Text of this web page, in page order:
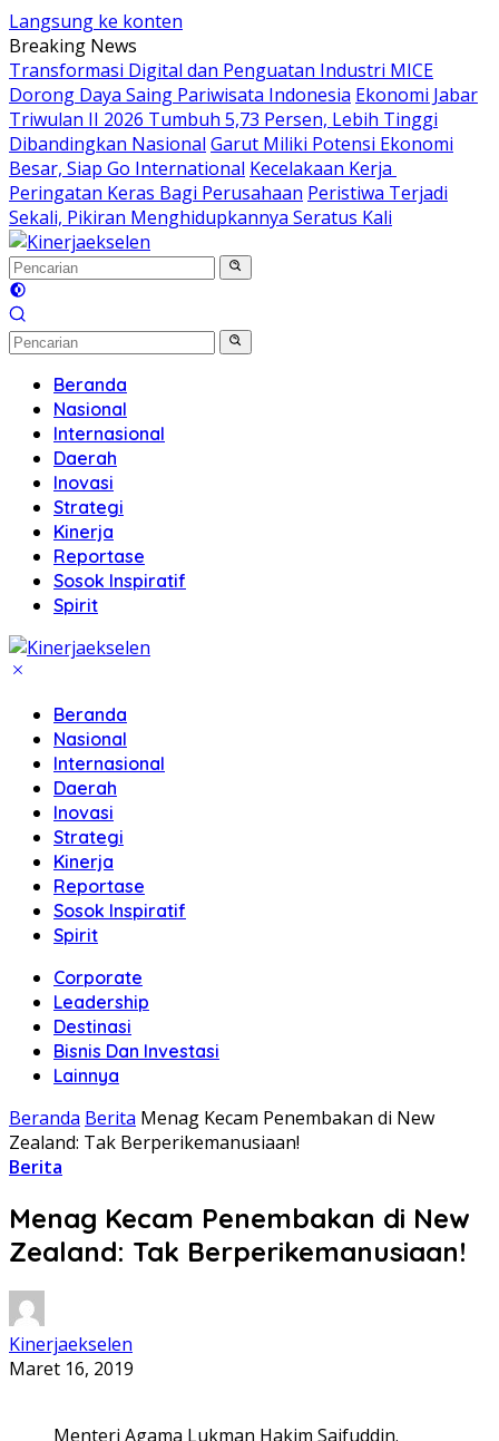
Langsung ke konten
Breaking News
Transformasi Digital dan Penguatan Industri MICE
Dorong Daya Saing Pariwisata Indonesia Ekonomi Jabar
Triwulan II 2026 Tumbuh 5,73 Persen, Lebih Tinggi
Dibandingkan Nasional Garut Miliki Potensi Ekonomi
Besar, Siap Go International Kecelakaan Kerja
Peringatan Keras Bagi Perusahaan Peristiwa Terjadi
Sekali, Pikiran Menghidupkannya Seratus Kali
Beranda
Nasional
Internasional
Daerah
Inovasi
Strategi
Kinerja
Reportase
Sosok Inspiratif
Spirit
Beranda
Nasional
Internasional
Daerah
Inovasi
Strategi
Kinerja
Reportase
Sosok Inspiratif
Spirit
Corporate
Leadership
Destinasi
Bisnis Dan Investasi
Lainnya
Beranda Berita Menag Kecam Penembakan di New
Zealand: Tak Berperikemanusiaan!
Berita
Menag Kecam Penembakan di New
Zealand: Tak Berperikemanusiaan!
Kinerjaekselen
Maret 16, 2019
Menteri Agama Lukman Hakim Saifuddin.